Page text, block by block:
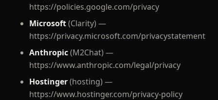
https://policies.google.com/privacy
Microsoft(Clarity) —
https://privacy.microsoft.com/privacystatement
Anthropic(M2Chat) —
https://www.anthropic.com/legal/privacy
Hostinger(hosting) —
https://www.hostinger.com/privacy-policy